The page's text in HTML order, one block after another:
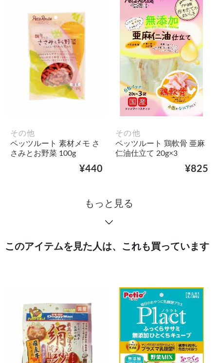
その他
ペッツルート 素材メモ さ
さみとお野菜 100g
¥440
その他
ペッツルート 鶏軟骨 亜麻
仁油仕立て 20g×3
¥825
もっと見る
このアイテムを見た人は、これも買っています